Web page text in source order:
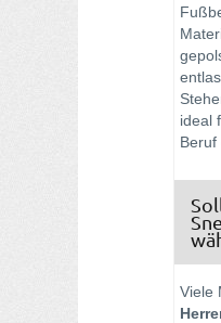
ideal
Beruf
Viele